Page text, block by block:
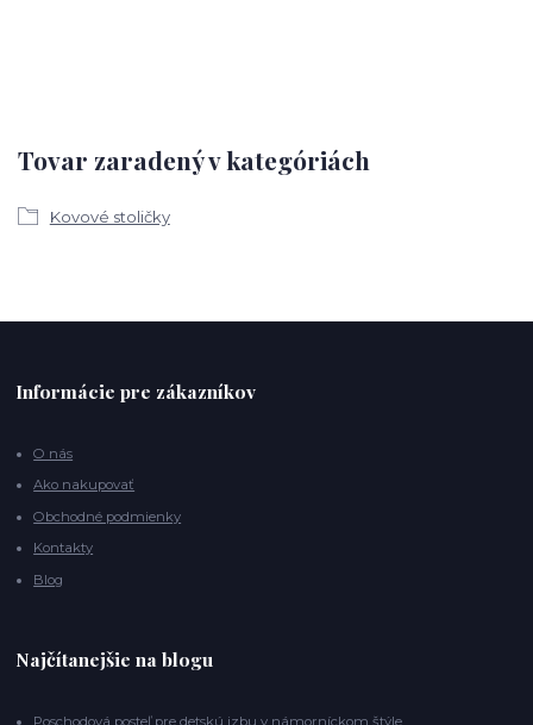
Tovar zaradený v kategóriách
Kovové stoličky
Informácie pre zákazníkov
O nás
Ako nakupovať
Obchodné podmienky
Kontakty
Blog
Najčítanejšie na blogu
Poschodová posteľ pre detskú izbu v námorníckom štýle